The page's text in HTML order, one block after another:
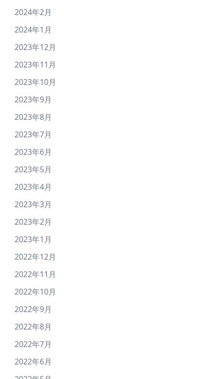
2024年2月
2024年1月
2023年12月
2023年11月
2023年10月
2023年9月
2023年8月
2023年7月
2023年6月
2023年5月
2023年4月
2023年3月
2023年2月
2023年1月
2022年12月
2022年11月
2022年10月
2022年9月
2022年8月
2022年7月
2022年6月